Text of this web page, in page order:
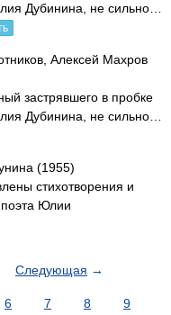
Дубинина, не сильно…
Алексей Махров
застрявшего в пробке
Дубинина, не сильно…
(1955)
стихотворения и
поэта Юлии
Следующая →
6 7 8
9